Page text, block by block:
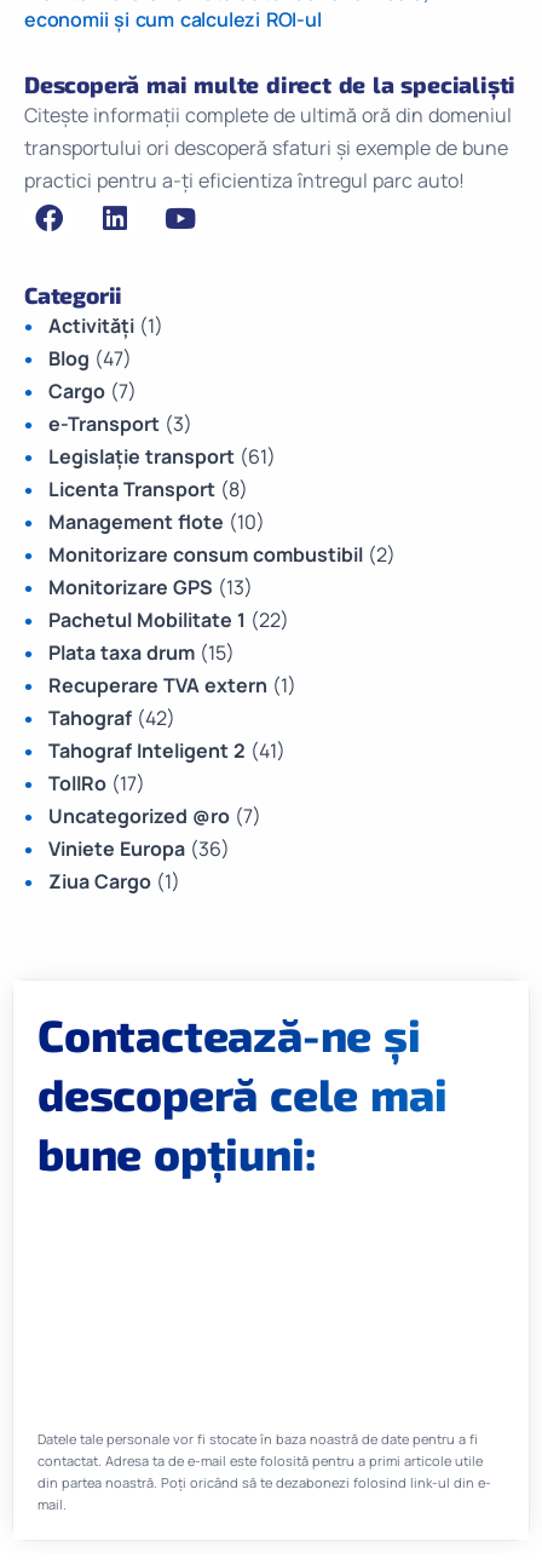
economii și cum calculezi ROI-ul
Descoperă mai multe direct de la specialiști
Citește informații complete de ultimă oră din domeniul
transportului ori descoperă sfaturi și exemple de bune
practici pentru a-ți eficientiza întregul parc auto!
Categorii
Activități (1)
Blog (47)
Cargo (7)
e-Transport (3)
Legislație transport (61)
Licenta Transport (8)
Management flote (10)
Monitorizare consum combustibil (2)
Monitorizare GPS (13)
Pachetul Mobilitate 1 (22)
Plata taxa drum (15)
Recuperare TVA extern (1)
Tahograf (42)
Tahograf Inteligent 2 (41)
TollRo (17)
Uncategorized @ro (7)
Viniete Europa (36)
Ziua Cargo (1)
Contactează-ne și
descoperă cele mai
bune opțiuni:
Datele tale personale vor fi stocate în baza noastră de date pentru a fi
contactat. Adresa ta de e-mail este folosită pentru a primi articole utile
din partea noastră. Poți oricând să te dezabonezi folosind link-ul din e-
mail.